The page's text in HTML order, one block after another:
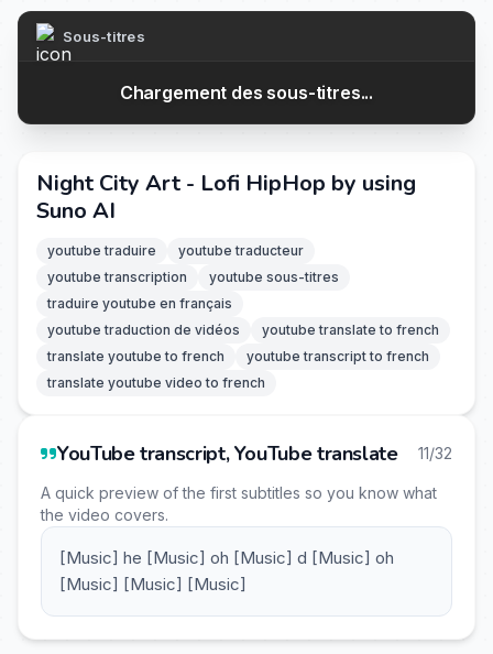
Sous-titres
Chargement des sous-titres...
Night City Art - Lofi HipHop by using
Suno AI
youtube traduire
youtube traducteur
youtube transcription
youtube sous-titres
traduire youtube en français
youtube traduction de vidéos
youtube translate to french
translate youtube to french
youtube transcript to french
translate youtube video to french
YouTube transcript, YouTube translate 11/32
A quick preview of the first subtitles so you know what
the video covers.
[Music] he [Music] oh [Music] d [Music] oh
[Music] [Music] [Music]